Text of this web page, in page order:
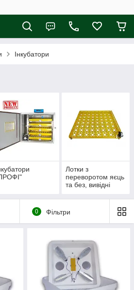
Інкубатори
Лотки з
переворотом яєць
та без, вивідні
0 Фільтри